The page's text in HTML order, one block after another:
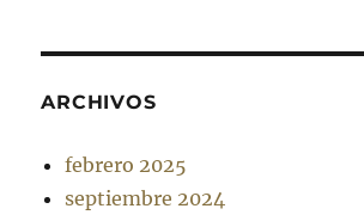
ARCHIVOS
febrero 2025
septiembre 2024